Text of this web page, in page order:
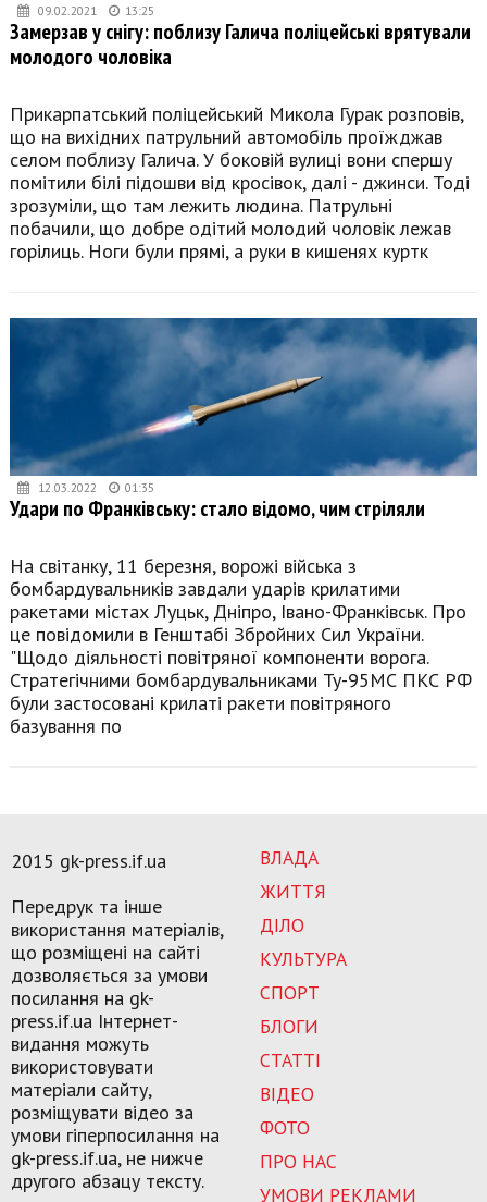
09.02.2021 13:25
Замерзав у снігу: поблизу Галича поліцейські врятували
молодого чоловіка
Прикарпатський поліцейський Микола Гурак розповів,
що на вихідних патрульний автомобіль проїжджав
селом поблизу Галича. У боковій вулиці вони спершу
помітили білі підошви від кросівок, далі - джинси. Тоді
зрозуміли, що там лежить людина. Патрульні
побачили, що добре одітий молодий чоловік лежав
горілиць. Ноги були прямі, а руки в кишенях куртк
12.03.2022 01:35
Удари по Франківську: стало відомо, чим стріляли
На світанку, 11 березня, ворожі війська з
бомбардувальників завдали ударів крилатими
ракетами містах Луцьк, Дніпро, Івано-Франківськ. Про
це повідомили в Генштабі Збройних Сил України.
"Щодо діяльності повітряної компоненти ворога.
Стратегічними бомбардувальниками Ту-95МС ПКС РФ
були застосовані крилаті ракети повітряного
базування по
ВЛАДА
ЖИТТЯ
ДІЛО
КУЛЬТУРА
СПОРТ
БЛОГИ
СТАТТІ
ВІДЕО
ФОТО
ПРО НАС
УМОВИ РЕКЛАМИ
2015 gk-press.if.ua
Передрук та інше
використання матеріалів,
що розміщені на сайті
дозволяється за умови
посилання на gk-
press.if.ua Інтернет-
видання можуть
використовувати
матеріали сайту,
розміщувати відео за
умови гіперпосилання на
gk-press.if.ua, не нижче
другого абзацу тексту.